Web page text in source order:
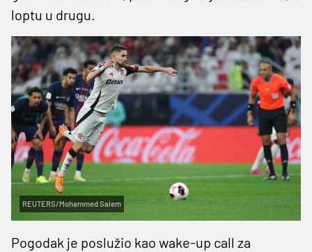
loptu u drugu.
REUTERS/Mohammed Salem
Pogodak je poslužio kao wake-up call za